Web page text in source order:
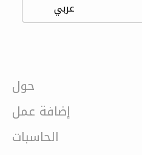
حول
إضافة عمل
الحاسبات